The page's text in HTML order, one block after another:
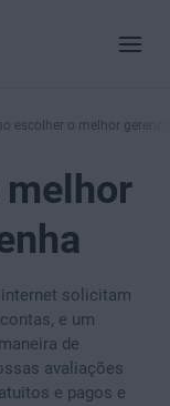
escolher o melhor
solicitam
e um
de
avaliações
e pagos e